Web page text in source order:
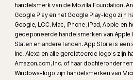
handelsmerk van de Mozilla Foundation.
Google Play en het Google Play-logo zijn
Google, LCC. Mac, iPhone, iPad, Apple en
gedeponeerde handelsmerken van Apple
Staten en andere landen. App Store is
Inc. Alexa en alle gerelateerde logo's zijn
Amazon.com, Inc. of haar
Windows-logo zijn handelsmerken van